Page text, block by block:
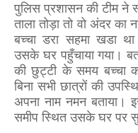
पुलिस प्रशासन की टीम ने
ताला तोड़ा तो वो अंदर
बच्चा डरा सहमा खडा
उसके घर पहुँचाया गया।
की छुट्टी के समय बच्चा
बिना सभी छात्रों की
अपना नाम नमन
समीप स्थित उसके घर पर